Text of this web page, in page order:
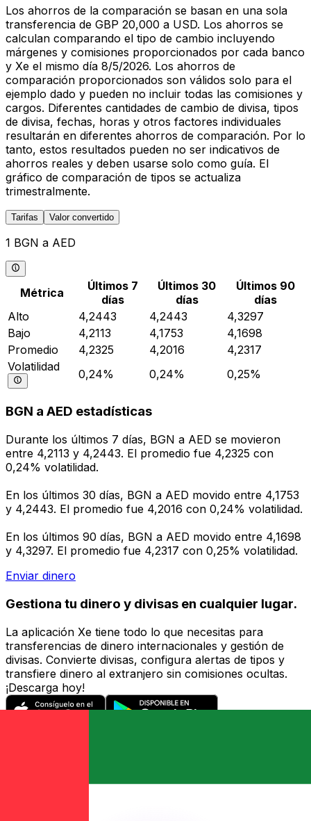
Los ahorros de la comparación se basan en una sola
transferencia de GBP 20,000 a USD. Los ahorros se
calculan comparando el tipo de cambio incluyendo
márgenes y comisiones proporcionados por cada banco
y Xe el mismo día 8/5/2026. Los ahorros de
comparación proporcionados son válidos solo para el
ejemplo dado y pueden no incluir todas las comisiones y
cargos. Diferentes cantidades de cambio de divisa, tipos
de divisa, fechas, horas y otros factores individuales
resultarán en diferentes ahorros de comparación. Por lo
tanto, estos resultados pueden no ser indicativos de
ahorros reales y deben usarse solo como guía. El
gráfico de comparación de tipos se actualiza
trimestralmente.
Tarifas Valor convertido
1 BGN a AED
Métrica
Últimos 7
días
Últimos 30
días
Últimos 90
días
Alto
4,2443 4,2443
4,3297
Bajo
4,2113 4,1753
4,1698
Promedio
4,2325 4,2016
4,2317
Volatilidad
0,24% 0,24% 0,25%
BGN a AED estadísticas
Durante los últimos 7 días, BGN a AED se movieron
entre 4,2113 y 4,2443. El promedio fue 4,2325 con
0,24% volatilidad.
En los últimos 30 días, BGN a AED movido entre 4,1753
y 4,2443. El promedio fue 4,2016 con 0,24% volatilidad.
En los últimos 90 días, BGN a AED movido entre 4,1698
y 4,3297. El promedio fue 4,2317 con 0,25% volatilidad.
Enviar dinero
Gestiona tu dinero y divisas en cualquier lugar.
La aplicación Xe tiene todo lo que necesitas para
transferencias de dinero internacionales y gestión de
divisas. Convierte divisas, configura alertas de tipos y
transfiere dinero al extranjero sin comisiones ocultas.
¡Descarga hoy!